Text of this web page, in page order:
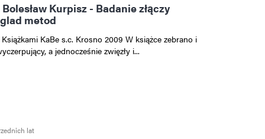
Kurpisz - Badanie złączy
metod
KaBe s.c. Krosno 2009 W książce zebrano i
a jednocześnie zwięzły i...
lat